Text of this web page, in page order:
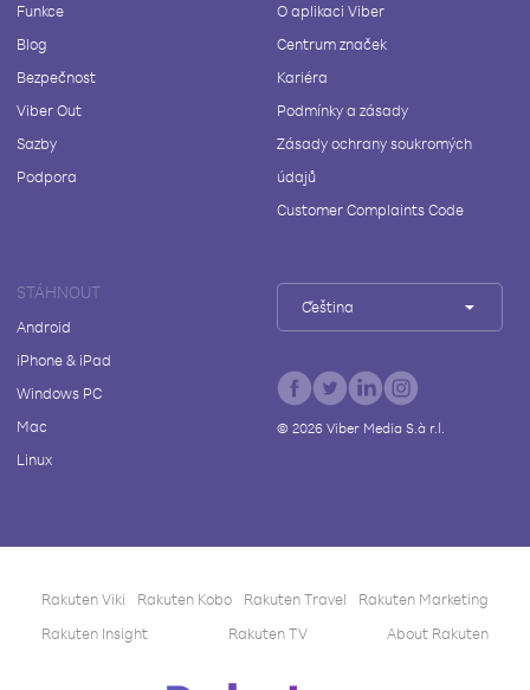
Funkce
Blog
Bezpečnost
Viber Out
Sazby
Podpora
O aplikaci Viber
Centrum značek
Kariéra
Podmínky a zásady
Zásady ochrany soukromých
údajů
Customer Complaints Code
STÁHNOUT
Android
iPhone & iPad
Windows PC
Mac
Linux
Čeština
© 2026Viber Media S.à r.l.
Rakuten Viki Rakuten Kobo Rakuten Travel
Rakuten Marketing
Rakuten Insight
Rakuten TV About Rakuten